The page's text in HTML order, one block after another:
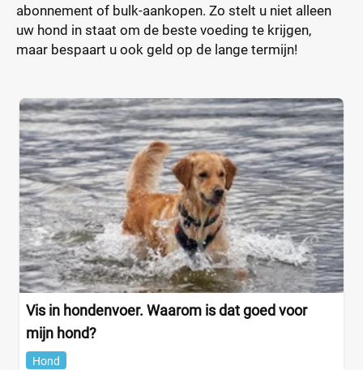
abonnement of bulk-aankopen. Zo stelt u niet alleen
uw hond in staat om de beste voeding te krijgen,
maar bespaart u ook geld op de lange termijn!
Vis in hondenvoer. Waarom is dat goed voor
mijn hond?
Hond